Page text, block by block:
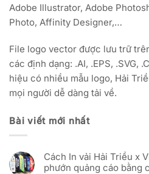
Adobe Illustrator, Adobe
Photo, Affinity Designer,…
File logo vector được lưu trữ
các định dạng: .AI, .EPS, .SVG,
hiệu có nhiều mẫu logo, Hải
mọi người dễ dàng tải về.
Bài viết mới nhất
Cách In vải Hải Triều x
phướn quảng cáo bằng